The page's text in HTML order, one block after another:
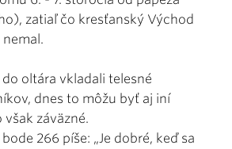
zatiaľ čo kresťanský Východ
oltára vkladali telesné
dnes to môžu byť aj iní
však záväzné.
bode 266 píše: „Je dobré, keď sa